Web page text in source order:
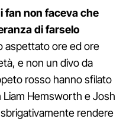
fan non faceva che
di farselo
aspettato ore ed ore
e non un divo da
rosso hanno sfilato
Liam Hemsworth e Josh
rendere